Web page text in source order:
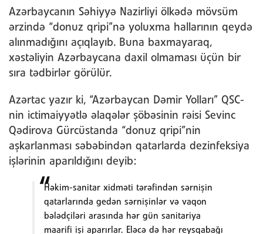
Azərbaycanın Səhiyyə Nazirliyi ölkədə mövsüm
ərzində “donuz qripi”nə yoluxma hallarının qeydə
alınmadığını açıqlayıb. Buna baxmayaraq,
xəstəliyin Azərbaycana daxil olmaması üçün bir
sıra tədbirlər görülür.
Azərtac yazır ki, “Azərbaycan Dəmir Yolları” QSC-
nin ictimaiyyətlə əlaqələr şöbəsinin rəisi Sevinc
Qədirova Gürcüstanda “donuz qripi”nin
aşkarlanması səbəbindən qatarlarda dezinfeksiya
işlərinin aparıldığını deyib:
Həkim-sanitar xidməti tərəfindən sərnişin
qatarlarında gedən sərnişinlər və vaqon
bələdçiləri arasında hər gün sanitariya
maarifi işi aparırlar. Eləcə də hər reysqabağı